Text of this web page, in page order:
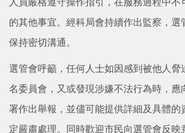
的其他事宜。經科局會持續作出監察，選
保持密切溝通。
選管會呼籲，任何人士如因感到被他人脅
名委員會，又或發現涉嫌不法行為時，應
署作出舉報，並儘可能提供詳細及具體的
定嚴肅處理。同時歡迎市民向選管會反映